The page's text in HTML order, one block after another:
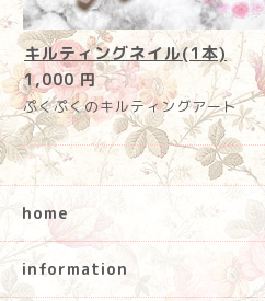
キルティングネイル(1本)
1,000 円
ぷくぷくのキルティングアート
home
information